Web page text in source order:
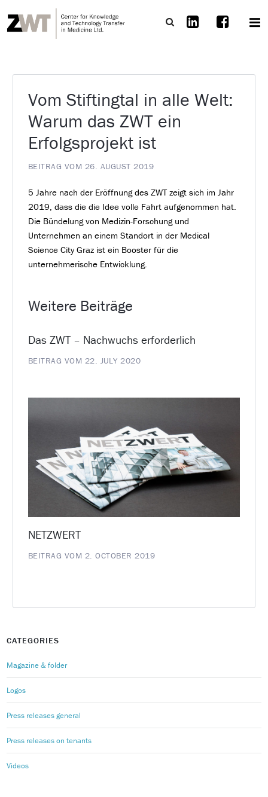
Vom Stiftingtal in alle Welt:
Warum das ZWT ein
Erfolgsprojekt ist
BEITRAG VOM 26. AUGUST 2019
5 Jahre nach der Eröffnung des ZWT zeigt sich im Jahr
2019, dass die die Idee volle Fahrt aufgenommen hat.
Die Bündelung von Medizin-Forschung und
Unternehmen an einem Standort in der Medical
Science City Graz ist ein Booster für die
unternehmerische Entwicklung.
Weitere Beiträge
Das ZWT – Nachwuchs erforderlich
BEITRAG VOM 22. JULY 2020
NETZWERT
BEITRAG VOM 2. OCTOBER 2019
CATEGORIES
Magazine & folder
Logos
Press releases general
Press releases on tenants
Videos